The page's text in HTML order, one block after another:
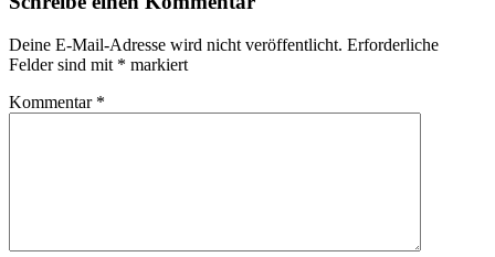
Deine E-Mail-Adresse wird nicht veröffentlicht. Erforderliche
Felder sind mit * markiert
Kommentar *